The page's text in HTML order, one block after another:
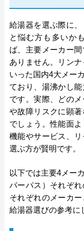
給湯器を選ぶ際に、
と悩む方も多いか
ば、主要メーカー
ありません。リン
いった国内4大メー
ており、湯沸かし
です。実際、どの
や故障リスクに顕
でしょう。性能面
機能やサービス、
選ぶ方が賢明です。
以下では主要4メー
パーパス）それぞれ
それぞれのメーカ
給湯器選びの参考に